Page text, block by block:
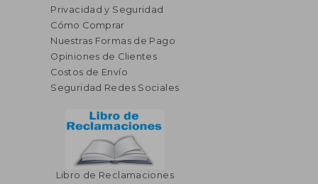
45% $ 54.60
Privacidad y Seguridad
Cómo Comprar
Nuestras Formas de Pago
Opiniones de Clientes
Costos de Envío
Seguridad Redes Sociales
Libro de Reclamaciones